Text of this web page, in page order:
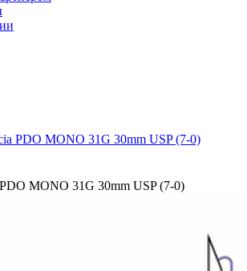
PDO MONO 31G 30mm USP (7-0)
MONO 31G 30mm USP (7-0)